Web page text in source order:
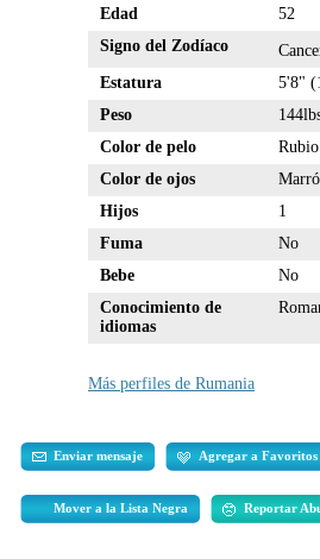
Edad
52
Signo del Zodíaco
Estatura
5'8"
Peso
Color de pelo
Rubio
Color de ojos
Hijos
1
Fuma
No
Bebe
No
Conocimiento de
idiomas
Más perfiles de Rumania
Enviar mensaje Agregar a Favoritos
Mover a la Lista Negra Reportar